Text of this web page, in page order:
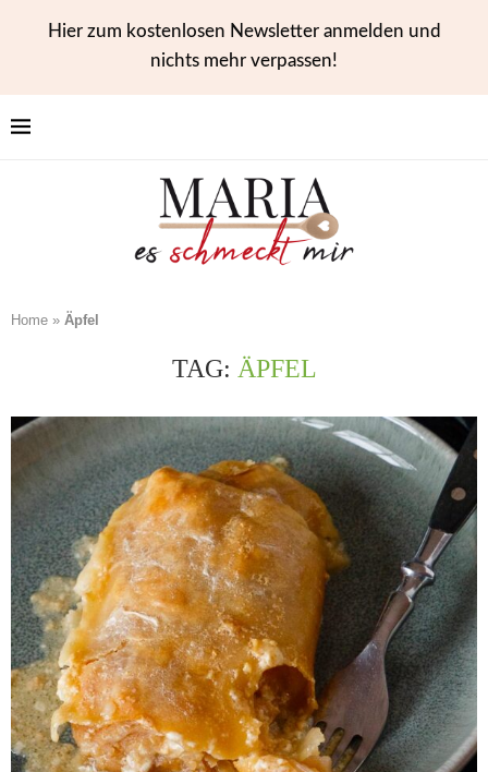
Hier zum kostenlosen Newsletter anmelden und
nichts mehr verpassen!
Home » Äpfel
TAG: ÄPFEL